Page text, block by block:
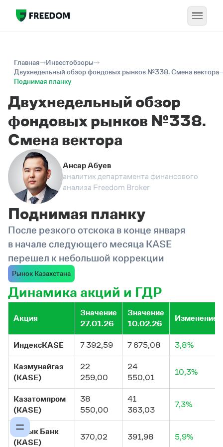
Главная
Инвестобзоры
Двухнедельный обзор фондовых рынков №338. Смена вектора
Поднимая планку
Двухнедельный обзор
фондовых рынков №338.
Смена вектора
Ансар Абуев
аналитик департамента финансового
анализа Freedom Broker
Поднимая планку
После резкого отскока в конце января
в начале следующего месяца KASE
перешел к небольшой коррекции
Рынок Казахстана
Динамика акций и ГДР
Акция
Значение
27.01.26
Значение
10.02.26
Изменение
ИндексKASE 7 392,59 7 675,08 3,8%
Казмунайгаз
(KASE)
22
259,00
24
550,01
10,3%
Казатомпром
(KASE)
38
550,00
41
363,03
7,3%
Халык Банк
(KASE)
370,02 391,98 5,9%